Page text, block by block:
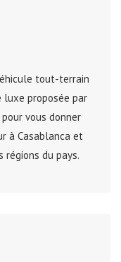
tout-terrain
luxe proposée par
vous donner
à Casablanca et
du pays.